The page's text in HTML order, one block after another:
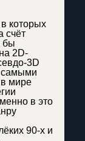
которых
счёт
бы
2D-
3D
самыми
мире
в это
90-х и